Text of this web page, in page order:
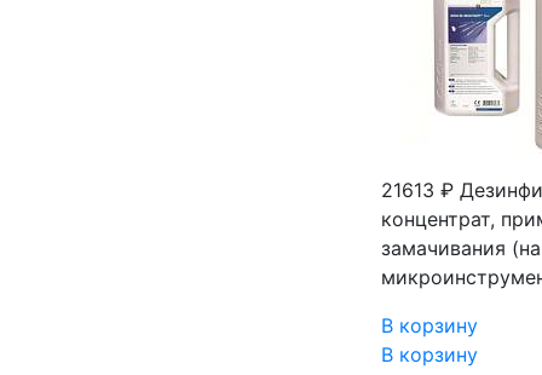
21613 ₽
концентрат,
замачивания
В корзину
В корзину